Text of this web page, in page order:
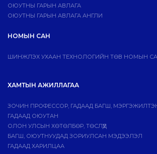
ОЮУТНЫ ГАРЫН АВЛАГА
ОЮУТНЫ ГАРЫН АВЛАГА АНГЛИ
НОМЫН САН
ШИНЖЛЭХ УХААН ТЕХНОЛОГИЙН ТӨВ НОМЫН
ХАМТЫН АЖИЛЛАГАА
ЗОЧИН ПРОФЕССОР, ГАДААД БАГШ,
ГАДААД ОЮУТАН
ОЛОН УЛСЫН ХӨТӨЛБӨР, ТӨСЛҮҮД
БАГШ, ОЮУТНУУДАД ЗОРИУЛСАН МЭДЭЭЛЭЛ
ГАДААД ХАРИЛЦАА